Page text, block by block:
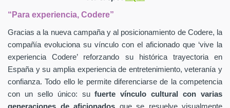
“Para experiencia, Codere”
Gracias a la nueva campaña y al posicionamiento de Codere, la
compañía evoluciona su vínculo con el aficionado que ‘vive la
experiencia Codere’ reforzando su histórica trayectoria en
España y su amplia experiencia de entretenimiento, veteranía y
confianza. Todo ello le permite diferenciarse de la competencia
con un sello único: sufuerte vínculo cultural con varias